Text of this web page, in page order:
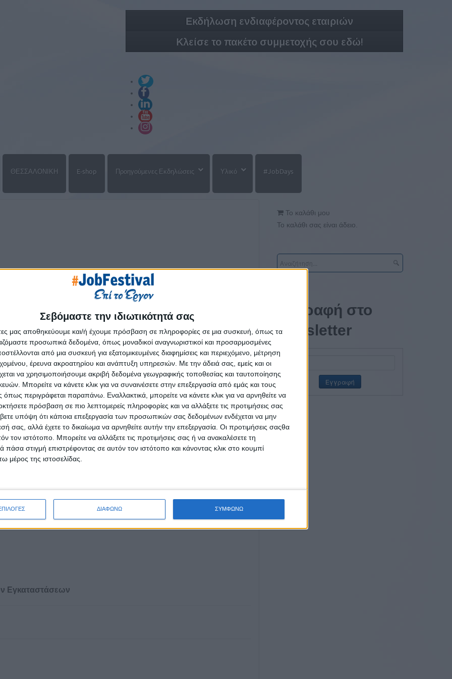
Σεβόμαστε την ιδιωτικότητά σας
μας αποθηκεύουμε και/ή έχουμε πρόσβαση σε πληροφορίες σε μια συσκευή, όπως τα
προσωπικά δεδομένα, όπως μοναδικοί αναγνωριστικοί και προσαρμοσμένες
από μια συσκευή για εξατομικευμένες διαφημίσεις και περιεχόμενο, μέτρηση
έρευνα ακροατηρίου και ανάπτυξη υπηρεσιών. Με την άδειά σας, εμείς και οι
να χρησιμοποιήσουμε ακριβή δεδομένα γεωγραφικής τοποθεσίας και ταυτοποίησης
Μπορείτε να κάνετε κλικ για να συναινέσετε στην επεξεργασία από εμάς και τους
περιγράφεται παραπάνω. Εναλλακτικά, μπορείτε να κάνετε κλικ για να αρνηθείτε να
πρόσβαση σε πιο λεπτομερείς πληροφορίες και να αλλάξετε τις προτιμήσεις σας
υπόψη ότι κάποια επεξεργασία των προσωπικών σας δεδομένων ενδέχεται να μην
σας, αλλά έχετε το δικαίωμα να αρνηθείτε αυτήν την επεξεργασία. Οι προτιμήσεις σαςθα
τον ιστότοπο. Μπορείτε να αλλάξετε τις προτιμήσεις σας ή να ανακαλέσετε τη
στιγμή επιστρέφοντας σε αυτόν τον ιστότοπο και κάνοντας κλικ στο κουμπί
μέρος της ιστοσελίδας.
ΔΙΑΦΩΝΩ ΣΥΜΦΩΝΩ
Εκδήλωση ενδιαφέροντος εταιριών
Κλείσε το πακέτο συμμετοχής σου εδώ!
ΘΕΣΣΑΛΟΝΙΚΗ E-shop Προηγούμενες Εκδηλώσεις Υλικό #JobDays
Καράτζη. Τα 5 αστέρων ξενοδοχείαNana Golden Beach
απευθύνονται σε επισκέπτες από όλο τον κόσμο.Eίναι ιδανικά για
ποικιλία επιλογών διαμονής, προσαρμοσμένων στις ανάγκες του
προτεραιότητα για τον όμιλο Καράτζη. Φροντίζουμε ώστε όλοι να
δίνοντάς τους κίνητρα για να εξελίσσονται μέσα στον όμιλο αλλά και
τους ανθρώπους μας, δεν θα είχαμε καταφέρει να φτάσουμε στην
Εγκαταστάσεων
Το καλάθι μου
Το καλάθι σας είναι άδειο.
Εγγραφή στο
newsletter